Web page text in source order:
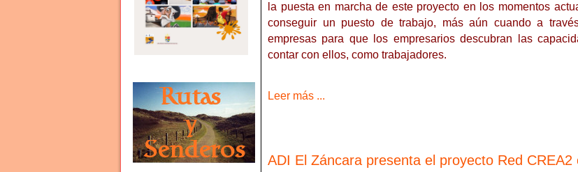
la puesta en marcha de este proyecto en los momentos
conseguir un puesto de trabajo, más aún cuando a
empresas para que los empresarios descubran las
contar con ellos, como trabajadores.
Leer más ...
ADI El Záncara presenta el proyecto Red CREA2